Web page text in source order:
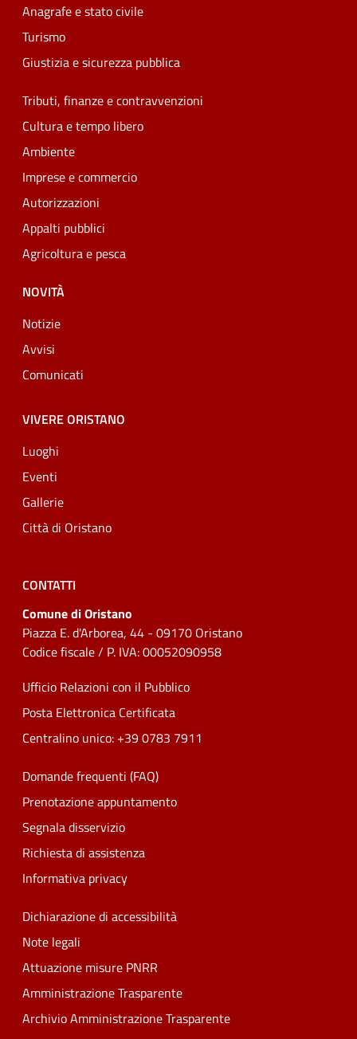
Anagrafe e stato civile
Turismo
Giustizia e sicurezza pubblica
Tributi, finanze e contravvenzioni
Cultura e tempo libero
Ambiente
Imprese e commercio
Autorizzazioni
Appalti pubblici
Agricoltura e pesca
NOVITÀ
Notizie
Avvisi
Comunicati
VIVERE ORISTANO
Luoghi
Eventi
Gallerie
Città di Oristano
CONTATTI
Comune di Oristano
Piazza E. d'Arborea, 44 - 09170 Oristano
Codice fiscale / P. IVA: 00052090958
Ufficio Relazioni con il Pubblico
Posta Elettronica Certificata
Centralino unico: +39 0783 7911
Domande frequenti (FAQ)
Prenotazione appuntamento
Segnala disservizio
Richiesta di assistenza
Informativa privacy
Dichiarazione di accessibilità
Note legali
Attuazione misure PNRR
Amministrazione Trasparente
Archivio Amministrazione Trasparente